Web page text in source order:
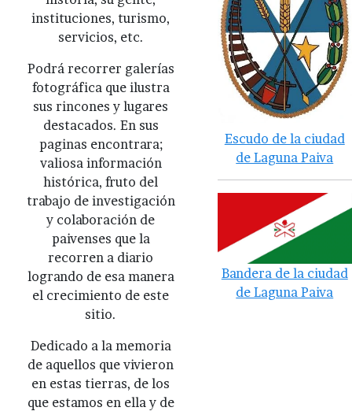
instituciones, turismo,
servicios, etc.
Podrá recorrer galerías
fotográfica que ilustra
sus rincones y lugares
destacados. En sus
paginas encontrara;
valiosa información
histórica, fruto del
trabajo de investigación
y colaboración de
paivenses que la
recorren a diario
logrando de esa manera
el crecimiento de este
sitio.
Dedicado a la memoria
de aquellos que vivieron
en estas tierras, de los
que estamos en ella y de
Escudo de la ciudad
de Laguna Paiva
Bandera de la ciudad
de Laguna Paiva